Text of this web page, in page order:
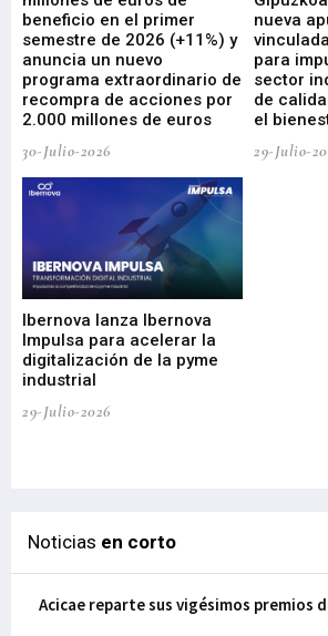
beneficio en el primer
semestre de 2026 (+11%) y
anuncia un nuevo
programa extraordinario de
recompra de acciones por
2.000 millones de euros
30-Julio-2026
nueva
para
sector
de
el
29-Julio-
Ibernova lanza Ibernova
Impulsa para acelerar la
digitalización de la pyme
industrial
29-Julio-2026
Noticias en corto
Acicae reparte sus vigésimos premios